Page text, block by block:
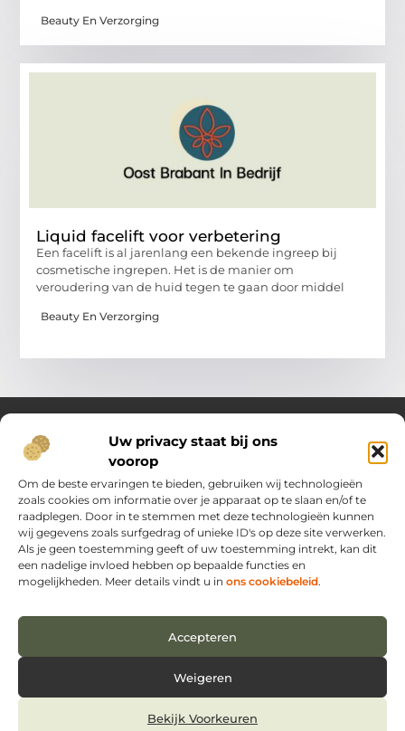
Uw privacy staat bij ons
voorop
Om de beste ervaringen te bieden, gebruiken wij technologieën
zoals cookies om informatie over je apparaat op te slaan en/of te
raadplegen. Door in te stemmen met deze technologieën kunnen
wij gegevens zoals surfgedrag of unieke ID's op deze site verwerken.
Als je geen toestemming geeft of uw toestemming intrekt, kan dit
een nadelige invloed hebben op bepaalde functies en
mogelijkheden. Meer details vindt u in ons cookiebeleid.
Accepteren
Weigeren
Bekijk Voorkeuren
Beauty En Verzorging
Liquid facelift voor verbetering
Een facelift is al jarenlang een bekende ingreep bij
cosmetische ingrepen. Het is de manier om
veroudering van de huid tegen te gaan door middel
Beauty En Verzorging
Over Oost Brabant in Bedrijf.nl
Dé plek voor kennis, inspiratie en praktische inzichten.
Ontdek een veelzijdig aanbod aan artikelen en blogs die je
ondersteunen in het dagelijks leven en ondernemerschap –
van handige tips tot vernieuwende perspectieven.
Main Links
Bericht categorie